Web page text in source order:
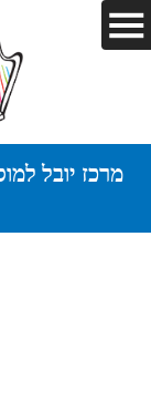
מרכז יובל